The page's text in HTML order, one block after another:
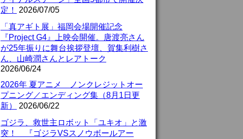
定！
2026/07/05
「真アギト展」福岡会場開催記念
『Project G4』上映会開催。唐渡亮さん
が25年振りに舞台挨拶登壇、賀集利樹さ
ん、山崎潤さんとレアトーク
2026/06/24
2026年 夏アニメ ノンクレジットオー
プニング／エンディング集（8月1日更
新）
2026/06/22
ゴジラ、救世主ロボット「ユキオ」と激
突！ 『ゴジラVSスノウボールアー